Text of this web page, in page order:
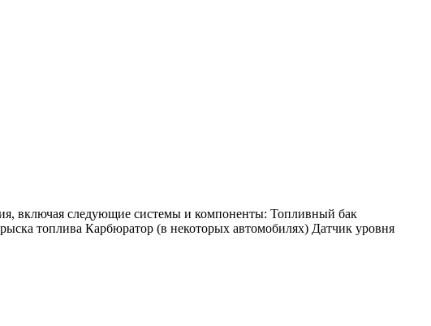
включая следующие системы и компоненты: Топливный бак
топлива Карбюратор (в некоторых автомобилях) Датчик уровня